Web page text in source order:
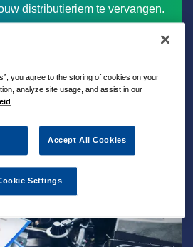
distributieriem te vervangen.
you agree to the storing of cookies on your
analyze site usage, and assist in our
Accept All Cookies
Settings